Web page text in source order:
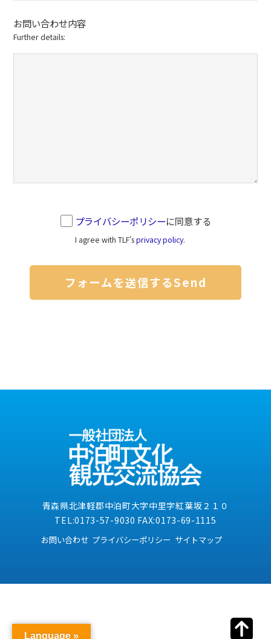
お問い合わせ内容
Further details:
プライバシーポリシーに同意する
I agree with TLF’sprivacy policy.
青森県北津軽郡中泊町大字中里字紅葉坂２１０
TEL:0173-57-9030 FAX:0173-69-1115
お問い合わせ プライバシーポリシー サイトマップ
Language »